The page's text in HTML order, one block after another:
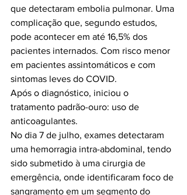
que detectaram embolia pulmonar. Uma
complicação que, segundo estudos,
pode acontecer em até 16,5% dos
pacientes internados. Com risco menor
em pacientes assintomáticos e com
sintomas leves do COVID.
Após o diagnóstico, iniciou o
tratamento padrão-ouro: uso de
anticoagulantes.
No dia 7 de julho, exames detectaram
uma hemorragia intra-abdominal, tendo
sido submetido à uma cirurgia de
emergência, onde identificaram foco de
sangramento em um segmento do